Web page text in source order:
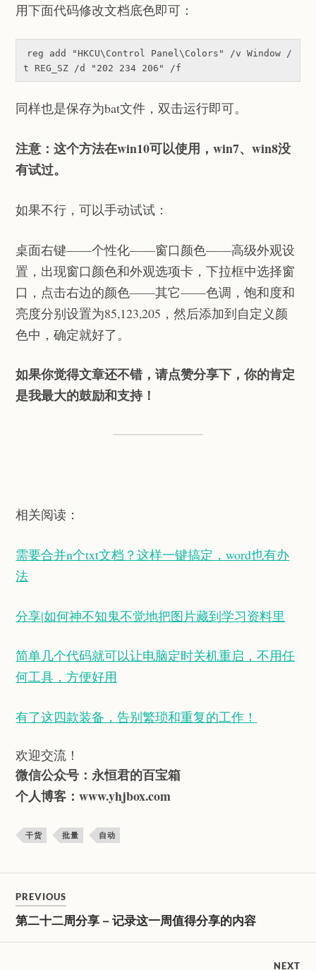
用下面代码修改文档底色即可：
reg add "HKCU\Control Panel\Colors"
/v Window /
t REG_SZ /d
"202 234 206"
同样也是保存为bat文件，双击运行即可。
注意：这个方法在win10可以使用，win7、win8没
有试过。
如果不行，可以手动试试：
桌面右键——个性化——窗口颜色——高级外观设
置，出现窗口颜色和外观选项卡，下拉框中选择窗
口，点击右边的颜色——其它——色调，饱和度和
亮度分别设置为85,123,205，然后添加到自定义颜
色中，确定就好了。
如果你觉得文章还不错，请点赞分享下，你的肯定
是我最大的鼓励和支持！
相关阅读：
需要合并n个txt文档？这样一键搞定，word也有办
法
分享|如何神不知鬼不觉地把图片藏到学习资料里
简单几个代码就可以让电脑定时关机重启，不用任
何工具，方便好用
有了这四款装备，告别繁琐和重复的工作！
欢迎交流！
微信公众号：永恒君的百宝箱
个人博客：www.yhjbox.com
干货 批量 自动
PREVIOUS
第二十二周分享 – 记录这一周值得分享的内容
NEXT